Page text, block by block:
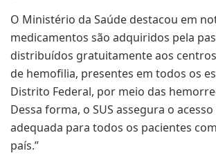
O Ministério da Saúde destacou em
medicamentos são adquiridos pela
distribuídos gratuitamente aos
de hemofilia, presentes em todos os
Distrito Federal, por meio das
Dessa forma, o SUS assegura o
adequada para todos os pacientes
país.”